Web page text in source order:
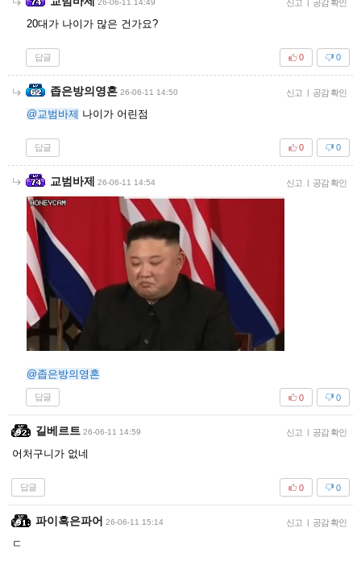
신고 공감 확인
20대가 나이가 많은 건가요?
답글 0
0
좁은방의영혼 26-06-11 14:50 신고 | 공감 확인
@교범바제 나이가 어린점
답글 0
0
교범바제 26-06-11 14:54 신고 | 공감 확인
@좁은방의영혼
답글 0
0
길베르트 26-06-11 14:59 신고 | 공감 확인
어처구니가 없네
답글 0
0
파이혹은파어 26-06-11 15:14 신고 | 공감 확인
ㄷ